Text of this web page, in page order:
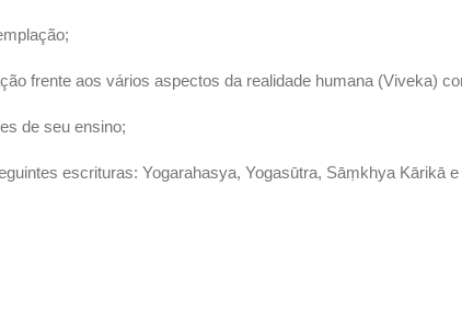
frente aos vários aspectos da realidade humana (Viveka)
de seu ensino;
escrituras: Yogarahasya, Yogasūtra, Sāṃkhya Kārikā